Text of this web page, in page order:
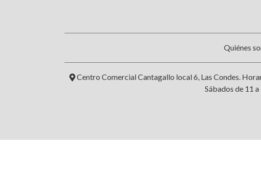
Quiénes
Centro Comercial Cantagallo local 6, Las Condes.
Sábados de 11